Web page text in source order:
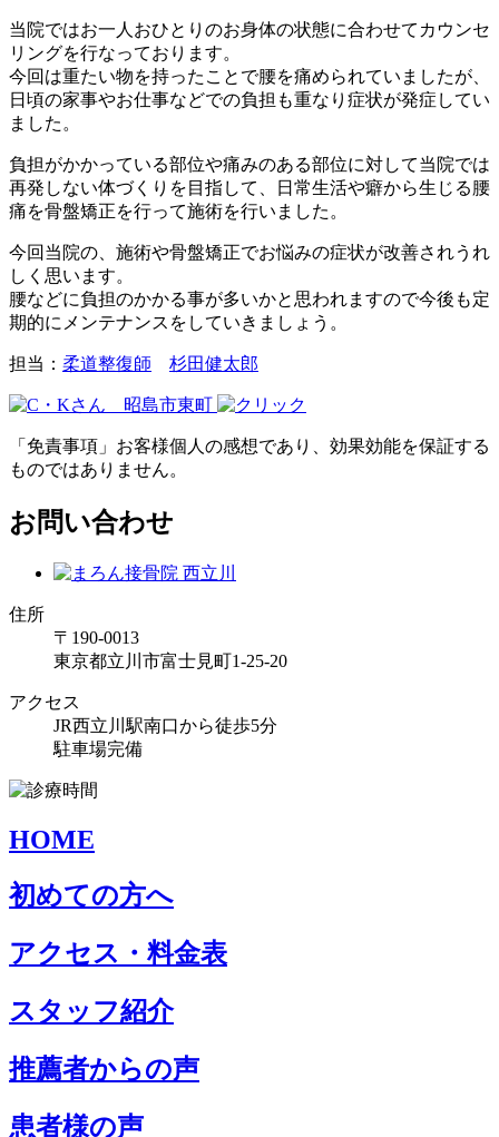
当院ではお一人おひとりのお身体の状態に合わせてカウンセ
リングを行なっております。
今回は重たい物を持ったことで腰を痛められていましたが、
日頃の家事やお仕事などでの負担も重なり症状が発症してい
ました。
負担がかかっている部位や痛みのある部位に対して当院では
再発しない体づくりを目指して、日常生活や癖から生じる腰
痛を骨盤矯正を行って施術を行いました。
今回当院の、施術や骨盤矯正でお悩みの症状が改善されうれ
しく思います。
腰などに負担のかかる事が多いかと思われますので今後も定
期的にメンテナンスをしていきましょう。
担当： 柔道整復師 杉田健太郎
「免責事項」お客様個人の感想であり、効果効能を保証する
ものではありません。
お問い合わせ
住所
〒190-0013
東京都立川市富士見町1-25-20
アクセス
JR西立川駅南口から徒歩5分
駐車場完備
HOME
初めての方へ
アクセス・料金表
スタッフ紹介
推薦者からの声
患者様の声